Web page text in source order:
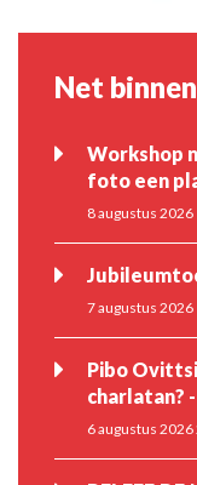
Net binnen
Workshop
foto een
8 augustus
7 augustus 2026
Pibo
charlatan?
6 augustus